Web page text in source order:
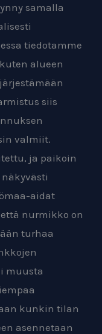
samalla
tiedotamme
alueen
siis
valmiit.
ja paikoin
aidat
nurmikko on
turhaa
muusta
kunkin tilan
asennetaan